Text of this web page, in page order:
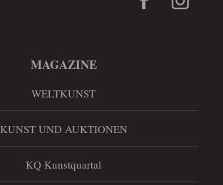
MAGAZINE
WELTKUNST
KUNST UND AUKTIONEN
KQ Kunstquartal